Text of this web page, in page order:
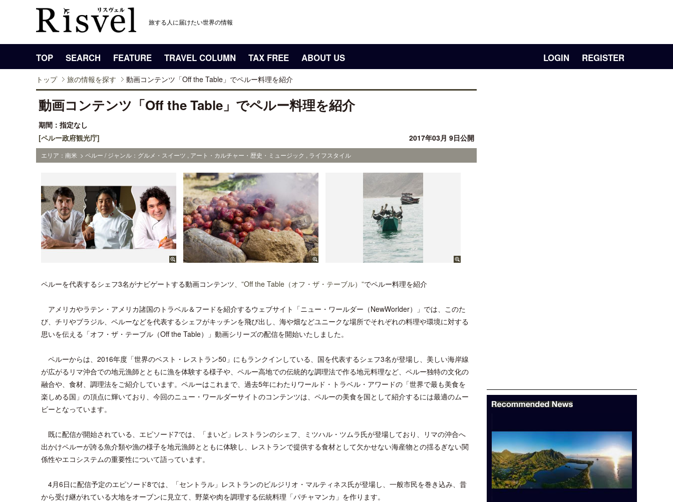
旅する人に届けたい世界の情報
TOP SEARCH FEATURE TRAVEL COLUMN TAX FREE ABOUT US LOGIN REGISTER
トップ 旅の情報を探す 動画コンテンツ「Off the Table」でペルー料理を紹介
動画コンテンツ「Off the Table」でペルー料理を紹介
期間：指定なし
[ペルー政府観光庁]
2017年03月 9日公開
エリア：南米 > ペルー / ジャンル：グルメ・スイーツ , アート・カルチャー・歴史・ミュージック , ライフスタイル
ペルーを代表するシェフ3名がナビゲートする動画コンテンツ、”Off the Table（オフ・ザ・テーブル）”でペルー料理を紹介
アメリカやラテン・アメリカ諸国のトラベル＆フードを紹介するウェブサイト「ニュー・ワールダー（NewWorlder）」では、このた
び、チリやブラジル、ペルーなどを代表するシェフがキッチンを飛び出し、海や畑などユニークな場所でそれぞれの料理や環境に対する
思いを伝える「オフ・ザ・テーブル（Off the Table）」動画シリーズの配信を開始いたしました。
ペルーからは、2016年度「世界のベスト・レストラン50」にもランクインしている、国を代表するシェフ3名が登場し、美しい海岸線
が広がるリマ沖合での地元漁師とともに漁を体験する様子や、ペルー高地での伝統的な調理法で作る地元料理など、ペルー独特の文化の
融合や、食材、調理法をご紹介しています。ペルーはこれまで、過去5年にわたりワールド・トラベル・アワードの「世界で最も美食を
楽しめる国」の頂点に輝いており、今回のニュー・ワールダーサイトのコンテンツは、ペルーの美食を国として紹介するには最適のムー
ビーとなっています。
既に配信が開始されている、エピソード7では、「まいど」レストランのシェフ、ミツハル・ツムラ氏が登場しており、リマの沖合へ
出かけペルーが誇る魚介類や漁の様子を地元漁師とともに体験し、レストランで提供する食材として欠かせない海産物との揺るぎない関
係性やエコシステムの重要性について語っています。
4月6日に配信予定のエピソード8では、「セントラル」レストランのビルジリオ・マルティネス氏が登場し、一般市民を巻き込み、昔
から受け継がれている大地をオーブンに見立て、野菜や肉を調理する伝統料理「パチャマンカ」を作ります。